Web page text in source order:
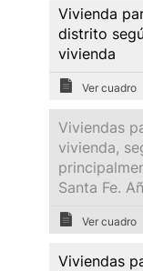
Vivienda
distrito
vivienda
Ver cuadro
Viviendas
vivienda,
Santa Fe.
Ver cuadro
Viviendas